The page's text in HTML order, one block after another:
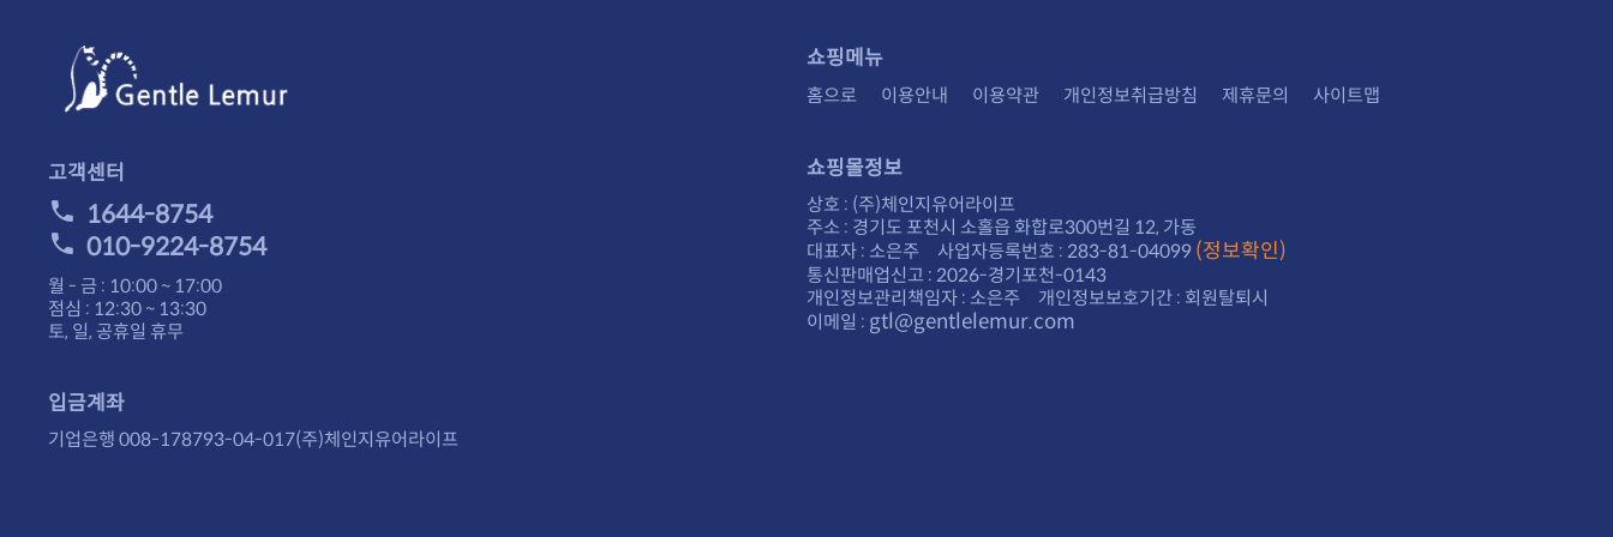
고객센터
1644-8754
010-9224-8754
월 - 금 : 10:00 ~ 17:00
점심 : 12:30 ~ 13:30
토, 일, 공휴일 휴무
입금계좌
기업은행 008-178793-04-017(주)체인지유어라이프
쇼핑메뉴
홈으로 이용안내 이용약관 개인정보취급방침 제휴문의 사이트맵
쇼핑몰정보
상호 : (주)체인지유어라이프
주소 : 경기도 포천시 소홀읍 화합로300번길 12, 가동
대표자 : 소은주 사업자등록번호 : 283-81-04099 (정보확인)
통신판매업신고 : 2026-경기포천-0143
개인정보관리책임자 : 소은주 개인정보보호기간 : 회원탈퇴시
이메일 : gtl@gentlelemur.com